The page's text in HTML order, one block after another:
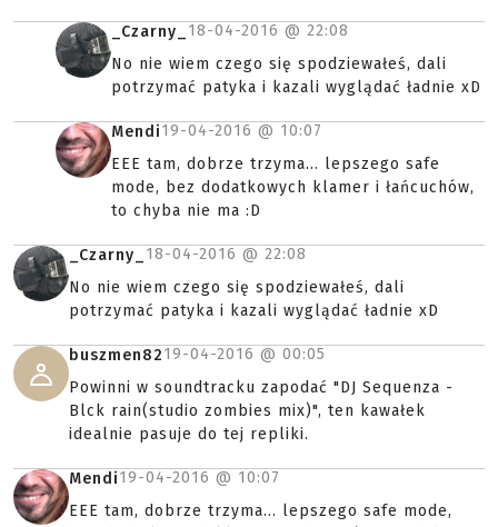
_Czarny_ 18-04-2016 @ 22:08
No nie wiem czego się spodziewałeś, dali
potrzymać patyka i kazali wyglądać ładnie xD
Mendi19-04-2016 @ 10:07
EEE tam, dobrze trzyma... lepszego safe
mode, bez dodatkowych klamer i łańcuchów,
to chyba nie ma :D
_Czarny_ 18-04-2016 @ 22:08
No nie wiem czego się spodziewałeś, dali
potrzymać patyka i kazali wyglądać ładnie xD
buszmen8219-04-2016 @ 00:05
Powinni w soundtracku zapodać "DJ Sequenza -
Blck rain(studio zombies mix)", ten kawałek
idealnie pasuje do tej repliki.
Mendi19-04-2016 @ 10:07
EEE tam, dobrze trzyma... lepszego safe mode,